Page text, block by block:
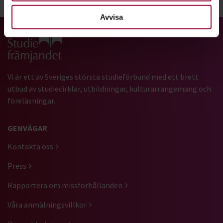
Avvisa
Gå till studiefrämjandets startsida
Vi är ett av Sveriges största studieförbund med ett brett
utbud av studiecirklar, utbildningar, kulturarrangemang och
föreläsningar.
GENVÄGAR
Kontakta oss
Press
Rapportera om missförhållanden
Våra anmälningsvillkor